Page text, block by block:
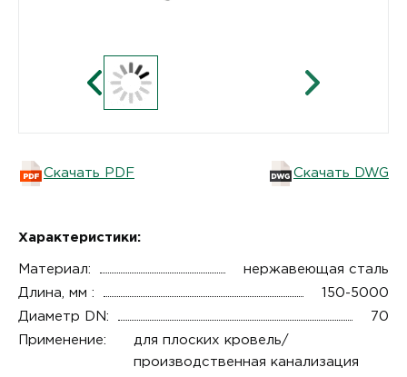
Скачать PDF Скачать DWG
Характеристики:
Материал:
нержавеющая сталь
Длина, мм :
150-5000
Диаметр DN:
70
Применение:
для плоских кровель/
производственная канализация